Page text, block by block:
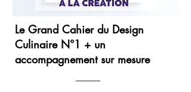
Le Grand Cahier du Design
Culinaire N°1 + un
accompagnement sur mesure